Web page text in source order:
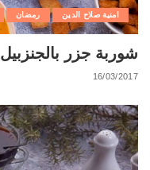
امنية صلاح الدين رمضان
شوربة جزر بالجنزبيل
16/03/2017